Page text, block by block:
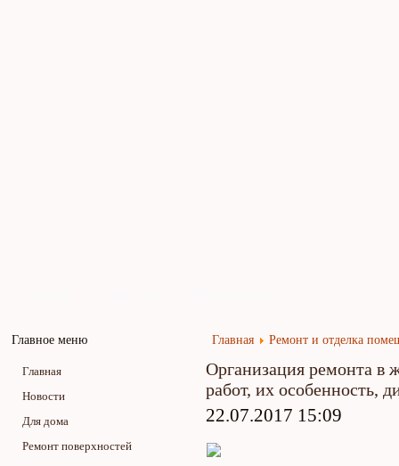
Главное меню
Главная
Новости
Для дома
Ремонт поверхностей
Главная Ремонт и отделка
Организация ремонта
работ, их особенность,
22.07.2017 15:09